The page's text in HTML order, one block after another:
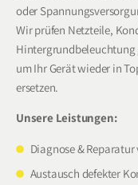
oder
Wir prüfen Netzteile,
um Ihr Gerät wieder in
ersetzen.
Unsere Leistungen:
Diagnose &
Austausch defekter